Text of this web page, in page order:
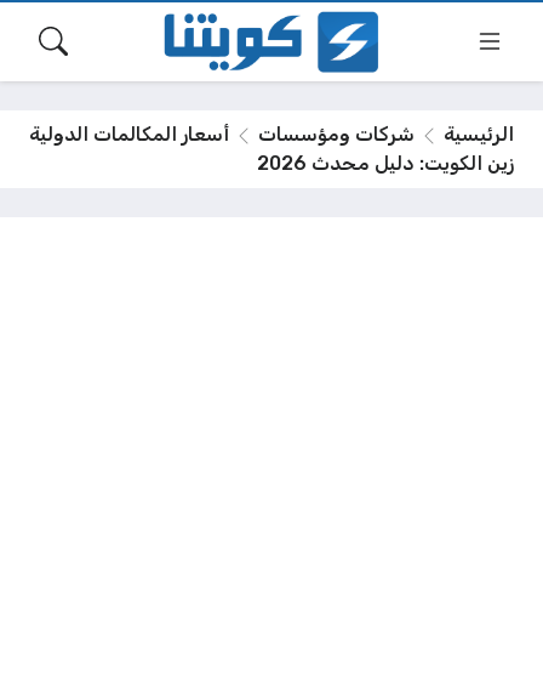
الرئيسية شركات ومؤسسات
أسعار المكالمات الدولية
زين الكويت: دليل محدث 2026